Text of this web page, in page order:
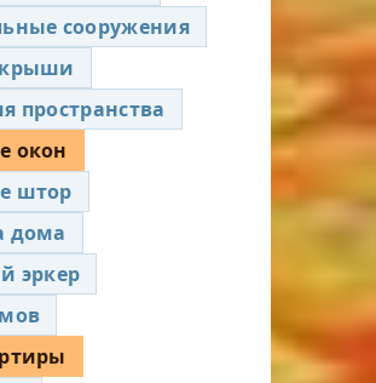
сооружения
пространства
окон
штор
дома
эркер